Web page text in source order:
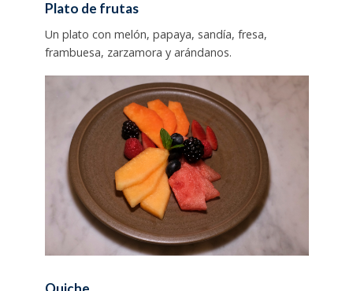
Plato de frutas
Un plato con melón, papaya, sandía, fresa,
frambuesa, zarzamora y arándanos.